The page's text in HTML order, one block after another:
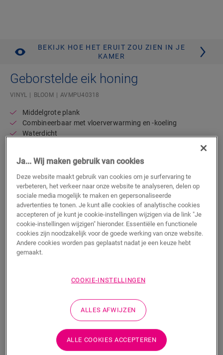
BEKIJK HOE HET ERUIT ZOU ZIEN IN JE
KAMER
Geborstelde eik honing
VINYL BLOOM AVMPU40318
Middelgrote plank
Combineerbaar met vloerverwarming en -koeling
Waterdicht
57,95€/m²
m²
TOEVOEGEN AAN WINKELMANDJE
behoeften past?
Bekijk hoe het eruit zou zien in je kamer
Bestel een sample
Ja... Wij maken gebruik van cookies
Deze website maakt gebruik van cookies om je surfervaring te
verbeteren, het verkeer naar onze website te analyseren, delen op
sociale media mogelijk te maken en gepersonaliseerde
advertenties te tonen. Je kunt alle cookies of analytische cookies
accepteren of je kunt je cookie-instellingen wijzigen via de link "Je
cookie-instellingen wijzigen" hieronder. Essentiële en functionele
cookies zijn noodzakelijk voor de goede werking van onze website.
Andere cookies worden pas geplaatst nadat je een keuze hebt
gemaakt.
COOKIE-INSTELLINGEN
ALLES AFWIJZEN
ALLE COOKIES ACCEPTEREN